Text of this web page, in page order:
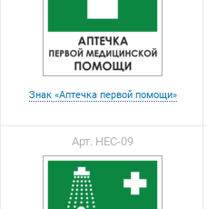
Знак «Аптечка первой помощи»
Арт. НЕС-09